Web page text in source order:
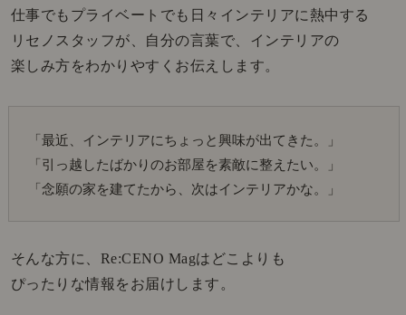
仕事でもプライベートでも日々インテリアに熱中する
リセノスタッフが、自分の言葉で、インテリアの
楽しみ方をわかりやすくお伝えします。
「最近、インテリアにちょっと興味が出てきた。」
「引っ越したばかりのお部屋を素敵に整えたい。」
「念願の家を建てたから、次はインテリアかな。」
そんな方に、Re:CENO Magはどこよりも
ぴったりな情報をお届けします。